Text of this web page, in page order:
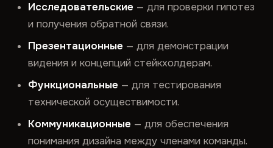
Исследовательские — для проверки гипотез
и получения обратной связи.
Презентационные — для демонстрации
видения и концепций стейкхолдерам.
Функциональные — для тестирования
технической осуществимости.
Коммуникационные — для обеспечения
понимания дизайна между членами команды.